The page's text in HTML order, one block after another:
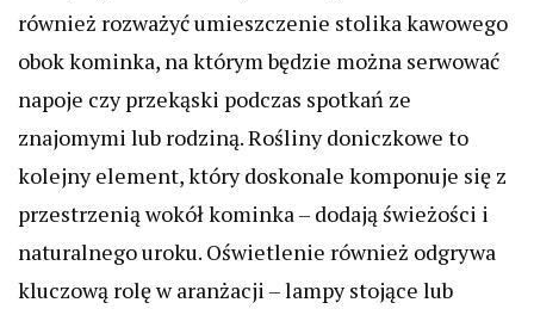
również rozważyć umieszczenie stolika kawowego
obok kominka, na którym będzie można serwować
napoje czy przekąski podczas spotkań ze
znajomymi lub rodziną. Rośliny doniczkowe to
kolejny element, który doskonale komponuje się z
przestrzenią wokół kominka – dodają świeżości i
naturalnego uroku. Oświetlenie również odgrywa
kluczową rolę w aranżacji – lampy stojące lub